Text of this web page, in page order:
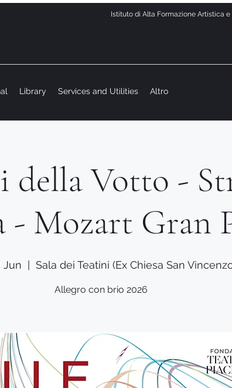
Istituto di Alta Formazione Artistica
Library Services and Utilities Altro
della Votto -
- Mozart Gran
Jun Sala dei Teatini (Ex Chiesa San
Allegro con brio 2026